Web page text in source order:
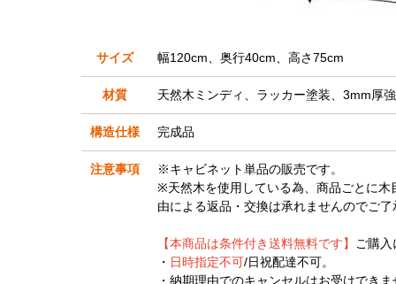
サイズ 幅120cm、奥行40cm、高さ75cm
材質 天然木ミンディ、ラッカー塗装、3mm厚
構造仕様 完成品
注意事項
※キャビネット単品の販売です。
※天然木を使用している為、商品ごとに
由による返品・交換は承れませんのでご
【本商品は条件付き送料無料です】 ご購
・ 日時指定不可/日祝配達不可。
・納期理由でのキャンセルはお受けでき